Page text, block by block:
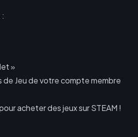
»
de Jeu de votre compte membre
acheter des jeux sur STEAM !